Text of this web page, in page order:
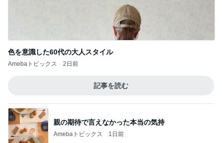
色を意識した60代の大人スタイル
Amebaトピックス 2日前
記事を読む
親の期待で言えなかった本当の気持
Amebaトピックス 1日前